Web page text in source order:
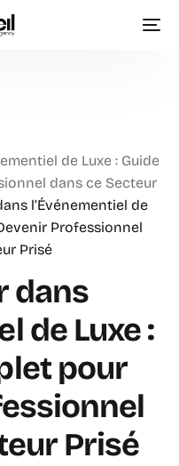
de Luxe : Guide
dans ce Secteur
l’Événementiel de
Professionnel
Prisé
dans
de Luxe :
pour
Prisé